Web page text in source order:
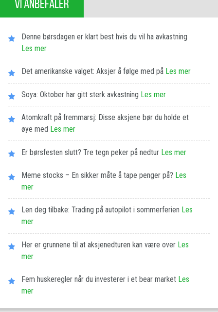
VI ANBEFALER
Denne børsdagen er klart best hvis du vil ha avkastning
Les​ ​mer
Det amerikanske valget: Aksjer å følge med på Les​ ​mer
Soya: Oktober har gitt sterk avkastning Les​ ​mer
Atomkraft på fremmarsj: Disse aksjene bør du holde et
øye med Les​ ​mer
Er børsfesten slutt? Tre tegn peker på nedtur Les​ ​mer
Meme stocks – En sikker måte å tape penger på? Les​ ​
mer
Len deg tilbake: Trading på autopilot i sommerferien Les​ ​
mer
Her er grunnene til at aksjenedturen kan være over Les​ ​
mer
Fem huskeregler når du investerer i et bear market Les​ ​
mer